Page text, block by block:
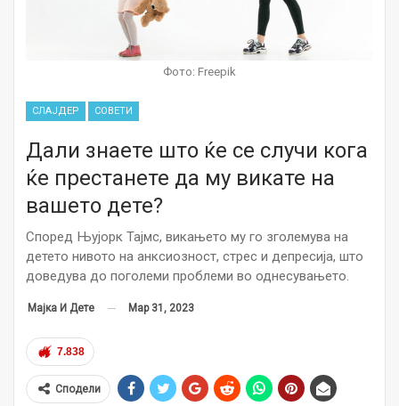
Фото: Freepik
СЛАЈДЕР СОВЕТИ
Дали знаете што ќе се случи кога
ќе престанете да му викате на
вашето дете?
Според Њујорк Тајмс, викањето му го зголемува на
детето нивото на анксиозност, стрес и депресија, што
доведува до поголеми проблеми во однесувањето.
Мајка И Дете Мар 31, 2023
7.838
Сподели